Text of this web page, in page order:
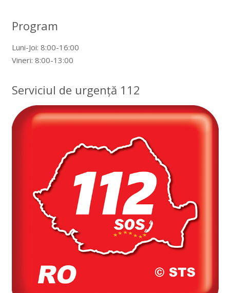
Program
Luni-Joi: 8:00-16:00
Vineri: 8:00-13:00
Serviciul de urgență 112